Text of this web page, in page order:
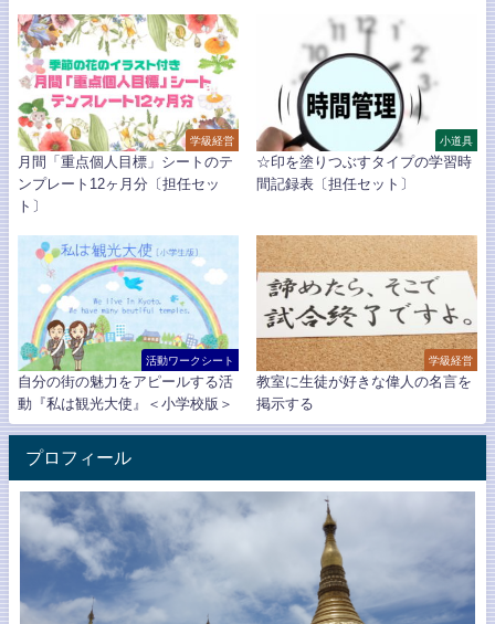
学級経営
月間「重点個人目標」シートのテ
ンプレート12ヶ月分〔担任セッ
ト〕
小道具
☆印を塗りつぶすタイプの学習時
間記録表〔担任セット〕
活動ワークシート
自分の街の魅力をアピールする活
動『私は観光大使』＜小学校版＞
学級経営
教室に生徒が好きな偉人の名言を
掲示する
プロフィール